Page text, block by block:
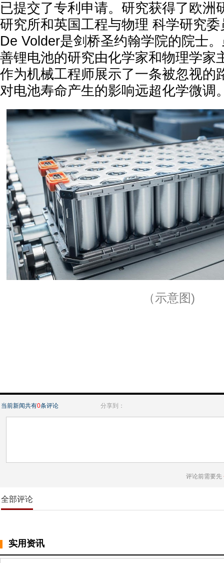
已提交了专利申请。研究获得了欧洲
研究所和英国工程与物理 科学研究
De Volder是剑桥圣约翰学院的院士
善锂电池的研究由化学家和物理学家
作为机械工程师展示了一条被忽视的
对电池寿命产生的影响远超化学微调
（示意图)
当前新闻共有0条评论 分享到：
评论前需要先
全部评论
实用资讯